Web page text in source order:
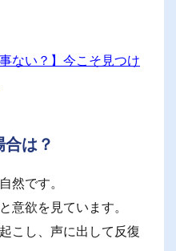
ない？】今こそ見つけ
は？
然です。
意欲を見ています。
こし、声に出して反復